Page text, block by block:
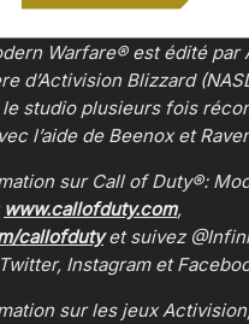
0:00/0:00
Warfare® est édité par
d’Activision Blizzard
studio plusieurs fois
l’aide de Beenox et
sur Call of Duty®:
www.callofduty.com,
callofdutyet suivez
Instagram et
sur les jeux